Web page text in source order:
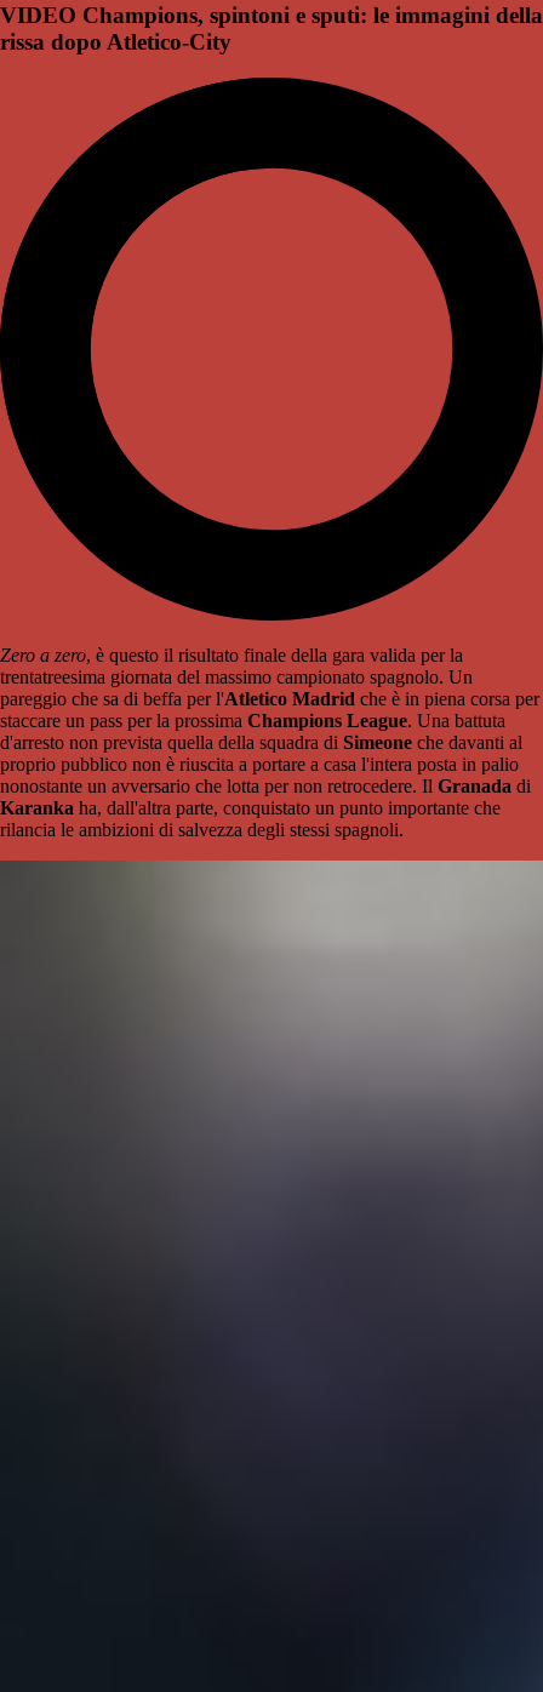
VIDEO Champions, spintoni e sputi: le immagini della
rissa dopo Atletico-City
Zero a zero, è questo il risultato finale della gara valida per la
trentatreesima giornata del massimo campionato spagnolo. Un
pareggio che sa di beffa per l'Atletico Madrid che è in piena corsa per
staccare un pass per la prossima Champions League. Una battuta
d'arresto non prevista quella della squadra di Simeone che davanti al
proprio pubblico non è riuscita a portare a casa l'intera posta in palio
nonostante un avversario che lotta per non retrocedere. Il Granada di
Karanka ha, dall'altra parte, conquistato un punto importante che
rilancia le ambizioni di salvezza degli stessi spagnoli.